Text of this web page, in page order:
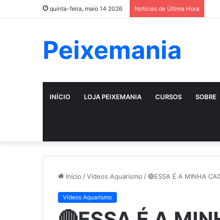
quinta-feira, maio 14 2026 Notícias de Última Hora
Peixemania
INÍCIO LOJA PEIXEMANIA CURSOS SOBRE
Início /Vídeos Aquarismo /🔴ESSA É A MINHA
Vídeos Aquarismo